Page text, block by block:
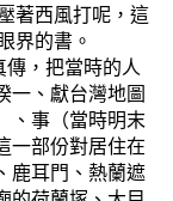
著西風打呢，這
界的書。
，把當時的人
一、獻台灣地圖
、事（當時明末
一部份對居住在
鹿耳門、熱蘭遮